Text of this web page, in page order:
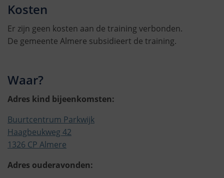
Kosten
Er zijn geen kosten aan de training verbonden.
De gemeente Almere subsidieert de training.
Waar?
Adres kind bijeenkomsten:
Buurtcentrum Parkwijk
Haagbeukweg 42
1326 CP Almere
Adres ouderavonden: